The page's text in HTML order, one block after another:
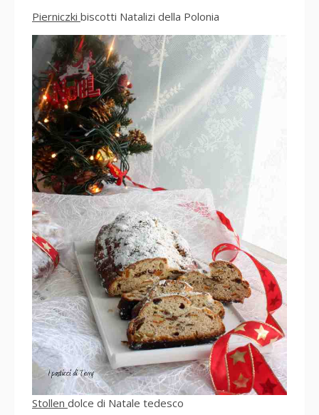
Pierniczki biscotti Natalizi della Polonia
Stollen dolce di Natale tedesco